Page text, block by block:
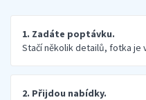
1. Zadáte poptávku.
Stačí několik detailů, fotka je
2. Přijdou nabídky.